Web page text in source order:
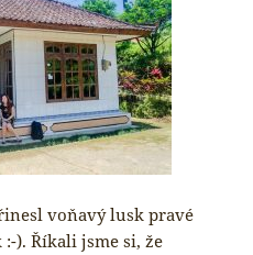
voňavý lusk pravé
). Říkali jsme si, že